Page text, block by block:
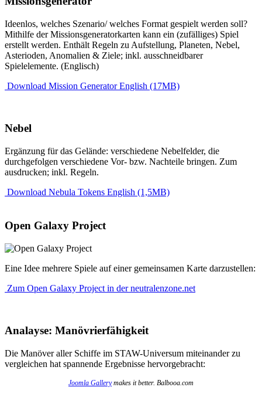
Ideenlos, welches Szenario/ welches Format gespielt werden soll?
Mithilfe der Missionsgeneratorkarten kann ein (zufälliges) Spiel
erstellt werden. Enthält Regeln zu Aufstellung, Planeten, Nebel,
Asterioden, Anomalien & Ziele; inkl. ausschneidbarer
Spielelemente. (Englisch)
Download Mission Generator English (17MB)
Nebel
Ergänzung für das Gelände: verschiedene Nebelfelder, die
durchgefolgen verschiedene Vor- bzw. Nachteile bringen. Zum
ausdrucken; inkl. Regeln.
Download Nebula Tokens English (1,5MB)
Open Galaxy Project
Eine Idee mehrere Spiele auf einer gemeinsamen Karte darzustellen:
Zum Open Galaxy Project in der neutralenzone.net
Analayse: Manövrierfähigkeit
Die Manöver aller Schiffe im STAW-Universum miteinander zu
vergleichen hat spannende Ergebnisse hervorgebracht:
Joomla Gallerymakes it better. Balbooa.com